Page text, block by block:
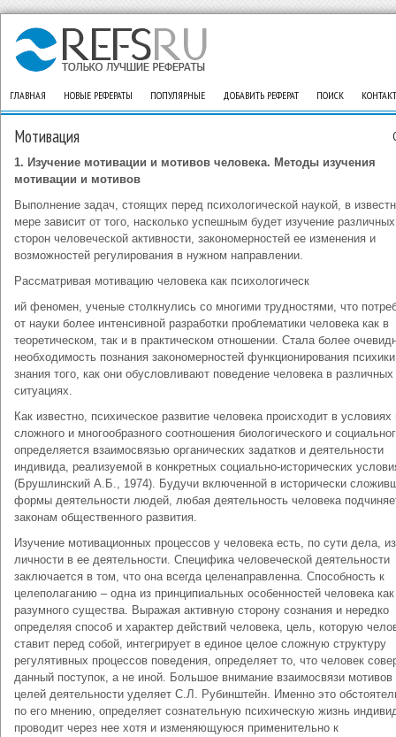
ГЛАВНАЯ НОВЫЕ РЕФЕРАТЫ ПОПУЛЯРНЫЕ ДОБАВИТЬ РЕФЕРАТ ПОИСК
Мотивация
1. Изучение мотивации и мотивов человека. Методы изучения
мотивации и мотивов
Выполнение задач, стоящих перед психологической наукой, в
мере зависит от того, насколько успешным будет изучение различных
сторон человеческой активности, закономерностей ее изменения и
возможностей регулирования в нужном направлении.
Рассматривая мотивацию человека как психологическ
ий феномен, ученые столкнулись со многими трудностями, что
от науки более интенсивной разработки проблематики человека как в
теоретическом, так и в практическом отношении. Стала более
необходимость познания закономерностей функционирования
знания того, как они обусловливают поведение человека в различных
ситуациях.
Как известно, психическое развитие человека происходит в
сложного и многообразного соотношения биологического и
определяется взаимосвязью органических задатков и деятельности
индивида, реализуемой в конкретных социально-исторических
(Брушлинский А.Б., 1974). Будучи включенной в исторически
формы деятельности людей, любая деятельность человека
законам общественного развития.
Изучение мотивационных процессов у человека есть, по сути дела,
личности в ее деятельности. Специфика человеческой деятельности
заключается в том, что она всегда целенаправленна. Способность к
целеполаганию – одна из принципиальных особенностей человека как
разумного существа. Выражая активную сторону сознания и нередко
определяя способ и характер действий человека, цель, которую
ставит перед собой, интегрирует в единое целое сложную структуру
регулятивных процессов поведения, определяет то, что человек
данный поступок, а не иной. Большое внимание взаимосвязи мотивов
целей деятельности уделяет С.Л. Рубинштейн. Именно это
по его мнению, определяет сознательную психическую жизнь
проводит через нее хотя и изменяющуюся применительно к